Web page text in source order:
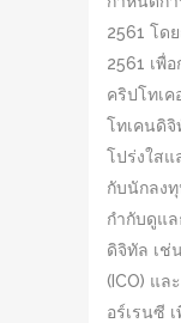
2561 โด
2561 เพื่
คริปโทเ
โทเคนดิจิ
โปร่งใสแ
กับนักลง
กำกับดูแ
ดิจิทัล เช่
(ICO) แล
อร์เรนซี